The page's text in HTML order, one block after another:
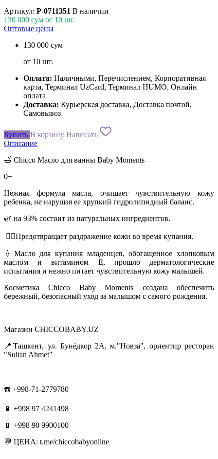
Артикул: P-0711351 В наличии
130 000 сум от 10 шт.
Оптовые цены
130 000 сум
от 10 шт.
Оплата: Наличными, Перечислением, Корпоративная
карта, Терминал UzCard, Терминал HUMO, Онлайн
оплата
Доставка: Курьерская доставка, Доставка почтой,
Самовывоз
Купить В корзину Написать
Описание
🛁 Chicco Масло для ванны Baby Moments
0+
Нежная формула масла, очищает чувствительную кожу
ребенка, не нарушая ее хрупкий гидролипидный баланс.
🌿 на 93% состоит из натуральных ингредиентов.
☝🏻Предотвращает раздражение кожи во время купания.
💧Масло для купания младенцев, обогащенное хлопковым
маслом и витамином Е, прошло дерматологические
испытания и нежно питает чувствительную кожу малышей.
Косметика Chicco Baby Moments создана обеспечить
бережный, безопасный уход за малышом с самого рождения.
Магазин CHICCOBABY.UZ
📍Ташкент, ул. Бунёдкор 2А, м."Новза", ориентир ресторан
"Sultan Ahmet"
☎️ +998-71-2779780
📱 +998 97 4241498
📱 +998 90 9900100
💬 ЦЕНА: t.me/chiccobabyonline